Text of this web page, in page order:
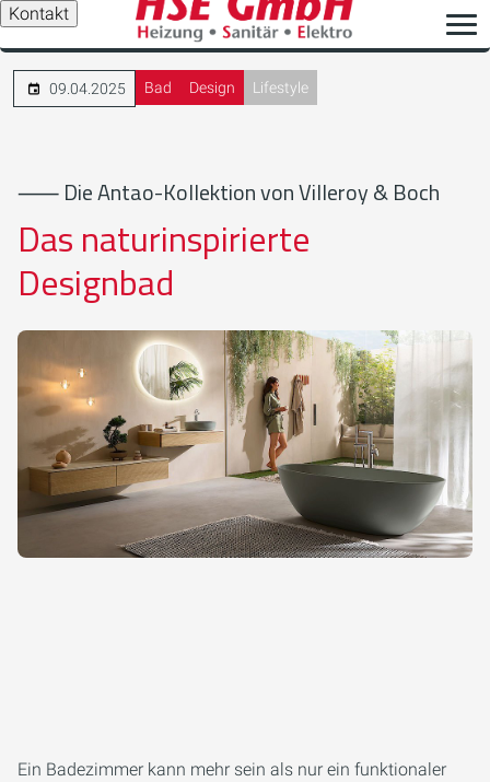
Kontakt
09.04.2025 Bad Design Lifestyle
⸺ Die Antao-Kollektion von Villeroy & Boch
Das naturinspirierte
Designbad
Ein Badezimmer kann mehr sein als nur ein funktionaler